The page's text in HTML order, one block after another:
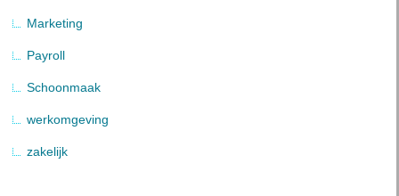
Marketing
Payroll
Schoonmaak
werkomgeving
zakelijk